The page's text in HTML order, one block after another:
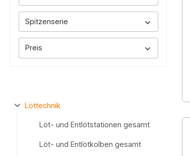
Spitzenserie
Preis
Löttechnik
Löt- und Entlötstationen gesamt
Löt- und Entlötkolben gesamt